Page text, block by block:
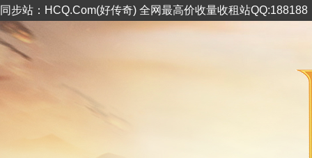
同步站：HCQ.Com(好传奇) 全网最高价收量收租站